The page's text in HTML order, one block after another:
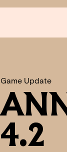
Game Update
4.2